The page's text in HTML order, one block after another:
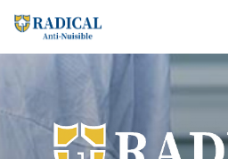
au
contenu
principal